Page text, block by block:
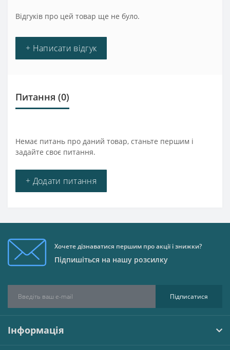
Відгуків про цей товар ще не було.
+ Написати відгук
Питання (0)
Немає питань про даний товар, станьте першим і
задайте своє питання.
+ Додати питання
Хочете дізнаватися першим про акції і знижки?
Підпишіться на нашу розсилку
Підписатися
Інформація